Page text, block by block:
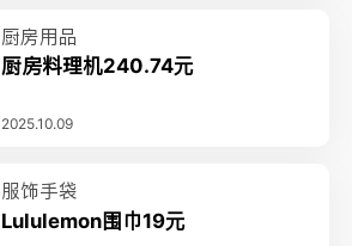
厨房用品
厨房料理机240.74元
2025.10.09
服饰手袋
Lululemon围巾19元